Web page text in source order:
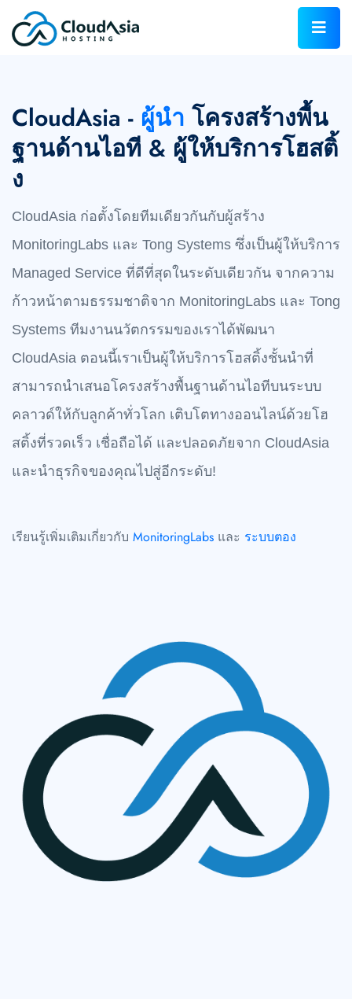
CloudAsia - ผู้นำ โครงสร้างพื้น
ฐานด้านไอที & ผู้ให้บริการโฮสติ้
ง
CloudAsia ก่อตั้งโดยทีมเดียวกันกับผู้สร้าง
MonitoringLabs และ Tong Systems ซึ่งเป็นผู้ให้บริการ
Managed Service ที่ดีที่สุดในระดับเดียวกัน จากความ
ก้าวหน้าตามธรรมชาติจาก MonitoringLabs และ Tong
Systems ทีมงานนวัตกรรมของเราได้พัฒนา
CloudAsia ตอนนี้เราเป็นผู้ให้บริการโฮสติ้งชั้นนำที่
สามารถนำเสนอโครงสร้างพื้นฐานด้านไอทีบนระบบ
คลาวด์ให้กับลูกค้าทั่วโลก เติบโตทางออนไลน์ด้วยโฮ
สติ้งที่รวดเร็ว เชื่อถือได้ และปลอดภัยจาก CloudAsia
และนำธุรกิจของคุณไปสู่อีกระดับ!
เรียนรู้เพิ่มเติมเกี่ยวกับ MonitoringLabs และ ระบบตอง